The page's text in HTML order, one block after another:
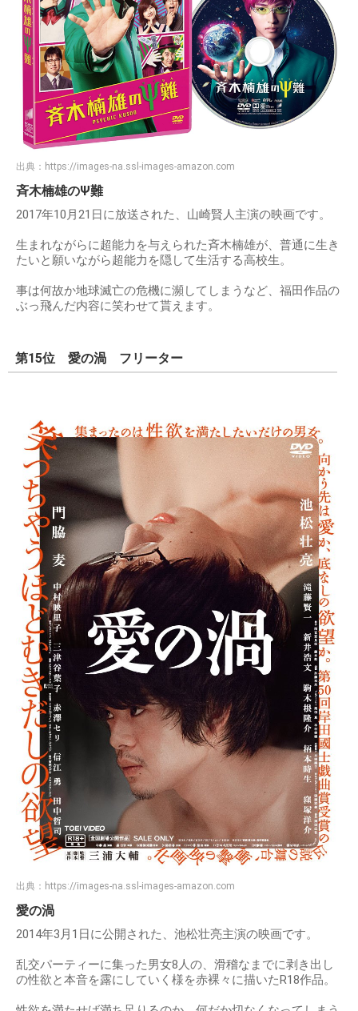
出典： https://images-na.ssl-images-amazon.com
斉木楠雄のΨ難
2017年10月21日に放送された、山崎賢人主演の映画です。
生まれながらに超能力を与えられた斉木楠雄が、普通に生き
たいと願いながら超能力を隠して生活する高校生。
事は何故か地球滅亡の危機に瀕してしまうなど、福田作品の
ぶっ飛んだ内容に笑わせて貰えます。
第15位 愛の渦 フリーター
出典： https://images-na.ssl-images-amazon.com
愛の渦
2014年3月1日に公開された、池松壮亮主演の映画です。
乱交パーティーに集った男女8人の、滑稽なまでに剥き出し
の性欲と本音を露にしていく様を赤裸々に描いたR18作品。